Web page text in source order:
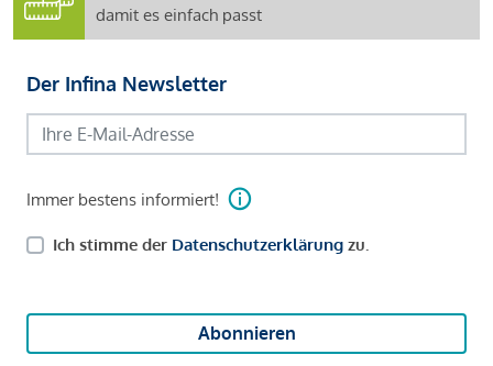
damit es einfach passt
Der Infina Newsletter
Immer bestens informiert!
Ich stimme der Datenschutzerklärung zu.
Abonnieren